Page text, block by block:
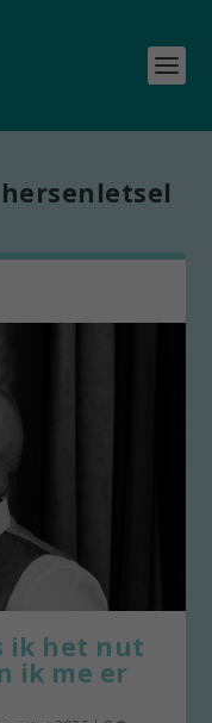
ik het nut
ik me er